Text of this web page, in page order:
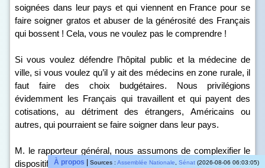
soignées dans leur pays et qui viennent en France pour se
faire soigner gratos et abuser de la générosité des Français
qui bossent ! Cela, vous ne voulez pas le comprendre !
Si vous voulez défendre l’hôpital public et la médecine de
ville, si vous voulez qu’il y ait des médecins en zone rurale, il
faut faire des choix budgétaires. Nous privilégions
évidemment les Français qui travaillent et qui payent des
cotisations, au détriment des étrangers, Américains ou
autres, qui pourraient se faire soigner dans leur pays.
M. le rapporteur général, nous assumons de complexifier le
dispositif parce que nous ne voulons pas que la France soit
À propos Sources : Assemblée Nationale Sénat (2026-08-06 06:03:05)